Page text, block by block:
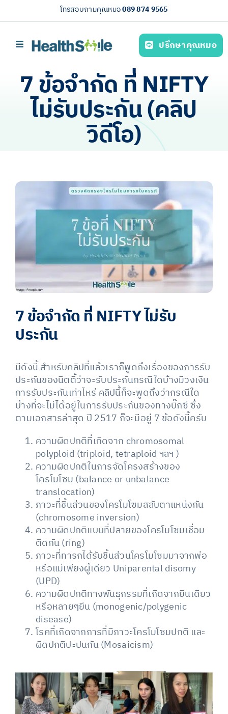
to
โทรสอบถามคุณหมอ089 874 9565
Toggle
บริการของเรา (Our services)
ความรู้สุขภาพ
ปรึกษาคุณหมอ
7 ข้อจำกัด ที่ NIFTY
ไม่รับประกัน (คลิป
วิดีโอ)
View
Image
7 ข้อจำกัด ที่ NIFTY ไม่รับ
ประกัน
มีดังนี้ สำหรับคลิปที่แล้วเราก็พูดถึงเรื่องของการรับ
ประกันของนิตตี้ว่าจะรับประกันกรณีใดบ้างมีวงเงิน
การรับประกันเท่าไหร่ คลิปนี้ก็จะพูดถึงว่ากรณีใด
บ้างที่จะไม่ได้อยู่ในการรับประกันของทางบิ๊กซี ซึ่ง
ตามเอกสารล่าสุด ปี 2517 ก็จะมีอยู่ 7 ข้อดังนี้ครับ
ความผิดปกติที่เกิดจาก chromosomal
polyploid (triploid, tetraploid ฯลฯ )
ความผิดปกติในการจัดโครงสร้างของ
โครโมโซม (balance or unbalance
translocation)
ภาวะที่ชิ้นส่วนของโครโมโซมสลับตาแหน่งกัน
(chromosome inversion)
ความผิดปกติแบบที่ปลายของโครโมโซมเชื่อม
ติดกัน (ring)
ภาวะที่ทารกได้รับชิ้นส่วนโครโมโซมมาจากพ่อ
หรือแม่เพียงผู้เดียว Uniparental disomy
(UPD)
ความผิดปกติทางพันธุกรรมที่เกิดจากยีนเดียว
หรือหลายๆยีน (monogenic/polygenic
disease)
โรคที่เกิดจากการที่มีภาวะโครโมโซมปกติ และ
ผิดปกติปะปนกัน (Mosaicism)